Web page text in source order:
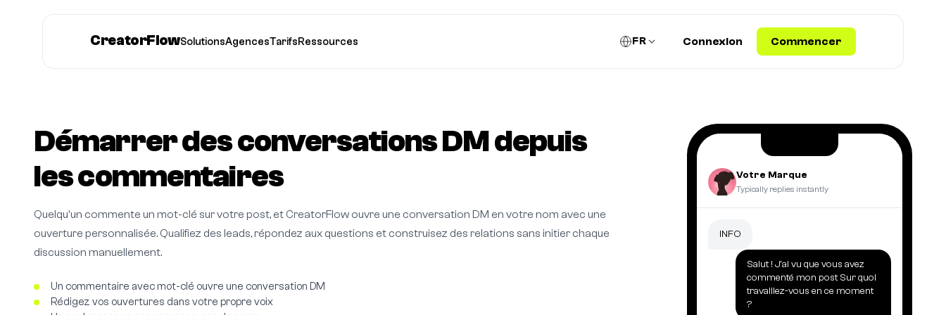
CreatorFlowSolutionsAgencesTarifsRessources FR Connexion Commencer
Démarrer des conversations DM depuis
les commentaires
Quelqu'un commente un mot-clé sur votre post, et CreatorFlow ouvre une conversation DM en votre nom avec une
ouverture personnalisée. Qualifiez des leads, répondez aux questions et construisez des relations sans initier chaque
discussion manuellement.
Un commentaire avec mot-clé ouvre une conversation DM
Rédigez vos ouvertures dans votre propre voix
Votre Marque
Typically replies instantly
INFO
Salut ! J'ai vu que vous avez
commenté mon post Sur quoi
travaillez-vous en ce moment
?